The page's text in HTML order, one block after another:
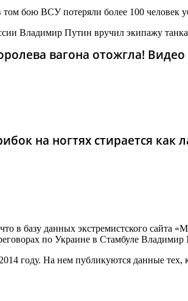
бою ВСУ потеряли более 100 человек
Владимир Путин вручил экипажу
вагона отожгла!
на ногтях стирается
в базу данных экстремистского сайта
по Украине в Стамбуле
году. На нем публикуются данные